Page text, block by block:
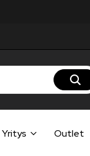
Yritys Outlet